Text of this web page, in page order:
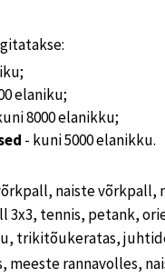
elaniku;
8000 elanikku;
- kuni 5000 elanikku.
naiste võrkpall,
3x3, tennis, petank,
trikitõukeratas,
meeste rannavolles,